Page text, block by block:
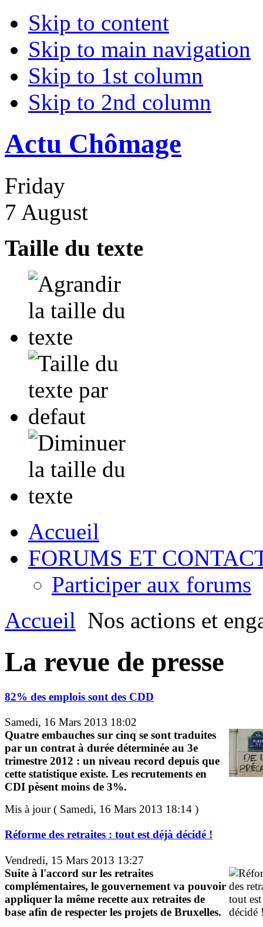
Skip to content
Skip to main navigation
Skip to 1st column
Skip to 2nd column
Actu Chômage
Friday
7 August
Taille du texte
Accueil
FORUMS ET
Participer aux forums
Accueil Nos actions et
La revue de presse
82% des emplois sont des CDD
Samedi, 16 Mars 2013 18:02
Quatre embauches sur cinq se sont traduites
par un contrat à durée déterminée au 3e
trimestre 2012 : un niveau record depuis que
cette statistique existe. Les recrutements en
CDI pèsent moins de 3%.
Mis à jour ( Samedi, 16 Mars 2013 18:14 )
Réforme des retraites : tout est déjà décidé !
Vendredi, 15 Mars 2013 13:27
Suite à l'accord sur les retraites
complémentaires, le gouvernement va pouvoir
appliquer la même recette aux retraites de
base afin de respecter les projets de Bruxelles.